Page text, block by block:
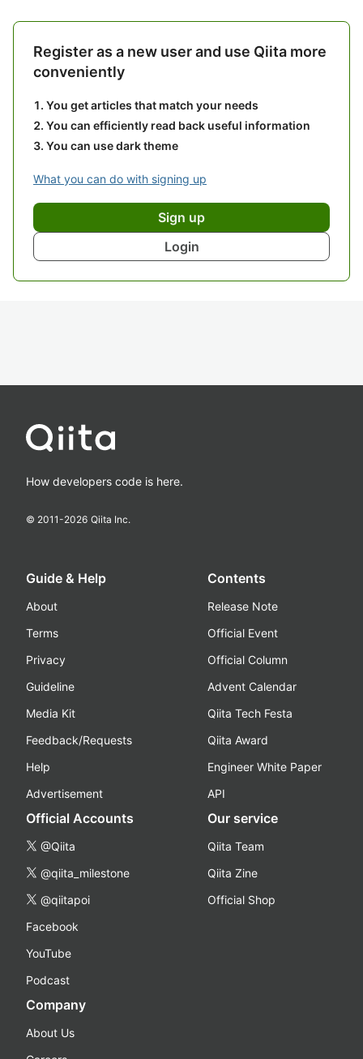
Register as a new user and use Qiita more
conveniently
You get articles that match your needs
You can efficiently read back useful information
You can use dark theme
What you can do with signing up
Sign up
Login
How developers code is here.
© 2011-2026 Qiita Inc.
Guide & Help
About
Terms
Privacy
Guideline
Media Kit
Feedback/Requests
Help
Advertisement
Contents
Release Note
Official Event
Official Column
Advent Calendar
Qiita Tech Festa
Qiita Award
Engineer White Paper
API
Official Accounts
@Qiita
@qiita_milestone
@qiitapoi
Facebook
YouTube
Podcast
Our service
Qiita Team
Qiita Zine
Official Shop
Company
About Us